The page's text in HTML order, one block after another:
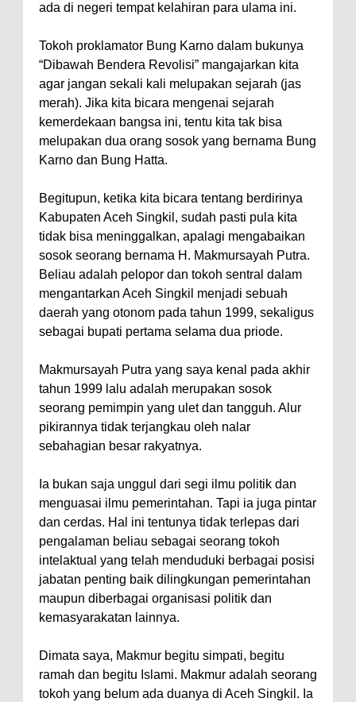
ada di negeri tempat kelahiran para ulama ini.
Tokoh proklamator Bung Karno dalam bukunya
“Dibawah Bendera Revolisi” mangajarkan kita
agar jangan sekali kali melupakan sejarah (jas
merah). Jika kita bicara mengenai sejarah
kemerdekaan bangsa ini, tentu kita tak bisa
melupakan dua orang sosok yang bernama Bung
Karno dan Bung Hatta.
Begitupun, ketika kita bicara tentang berdirinya
Kabupaten Aceh Singkil, sudah pasti pula kita
tidak bisa meninggalkan, apalagi mengabaikan
sosok seorang bernama H. Makmursayah Putra.
Beliau adalah pelopor dan tokoh sentral dalam
mengantarkan Aceh Singkil menjadi sebuah
daerah yang otonom pada tahun 1999, sekaligus
sebagai bupati pertama selama dua priode.
Makmursayah Putra yang saya kenal pada akhir
tahun 1999 lalu adalah merupakan sosok
seorang pemimpin yang ulet dan tangguh. Alur
pikirannya tidak terjangkau oleh nalar
sebahagian besar rakyatnya.
Ia bukan saja unggul dari segi ilmu politik dan
menguasai ilmu pemerintahan. Tapi ia juga pintar
dan cerdas. Hal ini tentunya tidak terlepas dari
pengalaman beliau sebagai seorang tokoh
intelaktual yang telah menduduki berbagai posisi
jabatan penting baik dilingkungan pemerintahan
maupun diberbagai organisasi politik dan
kemasyarakatan lainnya.
Dimata saya, Makmur begitu simpati, begitu
ramah dan begitu Islami. Makmur adalah seorang
tokoh yang belum ada duanya di Aceh Singkil. Ia